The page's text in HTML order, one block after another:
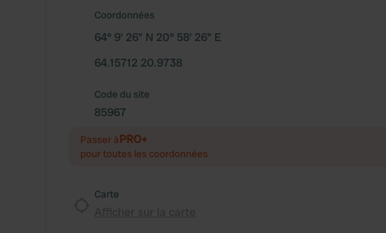
Coordonnées
64° 9' 26" N 20° 58' 26" E
64.15712 20.9738
Code du site
85967
Passer àPRO+
pour toutes les coordonnées
Carte